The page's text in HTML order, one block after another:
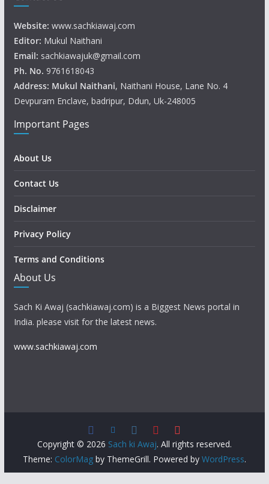
Website: www.sachkiawaj.com
Editor: Mukul Naithani
Email: sachkiawajuk@gmail.com
Ph. No. 9761618043
Address: Mukul Naithani, Naithani House, Lane No. 4
Devpuram Enclave, badripur, Ddun, Uk-248005
Important Pages
About Us
Contact Us
Disclaimer
Privacy Policy
Terms and Conditions
About Us
Sach Ki Awaj (sachkiawaj.com) is a Biggest News portal in
India. please visit for the latest news.
www.sachkiawaj.com
Copyright © 2026 Sach ki Awaj. All rights reserved.
Theme: ColorMagby ThemeGrill. Powered by WordPress.